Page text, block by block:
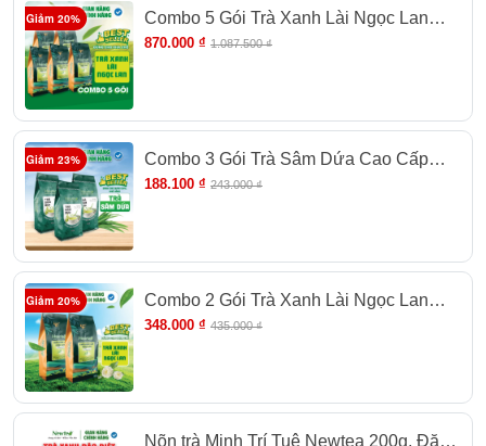
8. Chính Sách Bán Hàng Và Hậu Mãi
Giảm 20%
Combo 5 Gói Trà Xanh Lài Ngọc Lan
Cao Cấp Newtea 2500gr - Chuyên Pha
870.000 ₫ 1.087.500 ₫
Giảm 23%
Combo 3 Gói Trà Sâm Dứa Cao Cấp
Newtea 900G
188.100 ₫ 243.000 ₫
Giảm 20%
Combo 2 Gói Trà Xanh Lài Ngọc Lan
Cao Cấp Newtea 1000gr - Chuyên Pha
348.000 ₫ 435.000 ₫
Nõn trà Minh Trí Tuệ Newtea 200g, Đặc